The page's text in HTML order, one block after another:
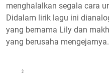
menghalalkan segala cara
Didalam lirik lagu ini
yang bernama Lily dan
yang berusaha mengejarnya.